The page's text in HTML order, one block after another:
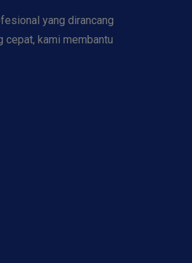
yang dirancang
cepat, kami membantu